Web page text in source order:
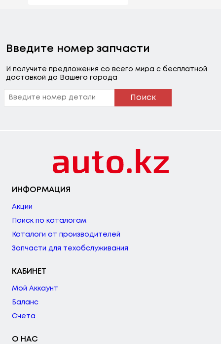
Введите номер запчасти
И получите предложения со всего мира с бесплатной
доставкой до Вашего города
Поиск
ИНФОРМАЦИЯ
Акции
Поиск по каталогам
Каталоги от производителей
Запчасти для техобслуживания
КАБИНЕТ
Мой Аккаунт
Баланс
Счета
О НАС